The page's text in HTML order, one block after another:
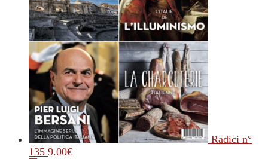
Radici n°
135 9.00€